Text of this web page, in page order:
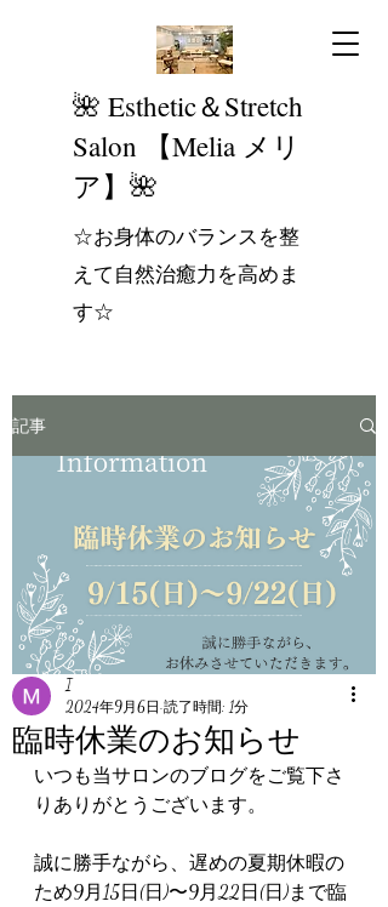
​🌺 Esthetic＆Stretch
Salon 【Melia メリ
ア】🌺
☆お身体のバランスを整
えて自然治癒力を高めま
す☆
記事
臨時休業のお知らせ
I
2024年9月6日 読了時間: 1分
いつも当サロンのブログをご覧下さ
りありがとうございます。
誠に勝手ながら、遅めの夏期休暇の
ため9月15日(日)〜9月22日(日)まで臨